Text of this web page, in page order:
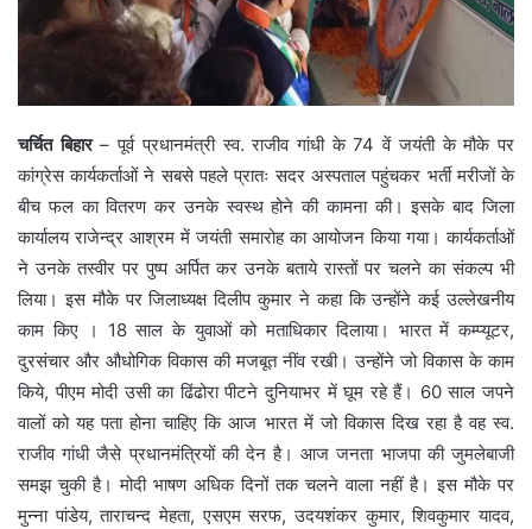
चर्चित बिहार– पूर्व प्रधानमंत्री स्व. राजीव गांधी के 74 वें जयंती के मौके पर
कांग्रेस कार्यकर्ताओं ने सबसे पहले प्रातः सदर अस्पताल पहुंचकर भर्ती मरीजों के
बीच फल का वितरण कर उनके स्वस्थ होने की कामना की। इसके बाद जिला
कार्यालय राजेन्द्र आश्रम में जयंती समारोह का आयोजन किया गया। कार्यकर्ताओं
ने उनके तस्वीर पर पुष्प अर्पित कर उनके बताये रास्तों पर चलने का संकल्प भी
लिया। इस मौके पर जिलाध्यक्ष दिलीप कुमार ने कहा कि उन्होंने कई उल्लेखनीय
काम किए । 18 साल के युवाओं को मताधिकार दिलाया। भारत में कम्प्यूटर,
दुरसंचार और औधोगिक विकास की मजबूत नींव रखी। उन्होंने जो विकास के काम
किये, पीएम मोदी उसी का ढिंढोरा पीटने दुनियाभर में घूम रहे हैं। 60 साल जपने
वालों को यह पता होना चाहिए कि आज भारत में जो विकास दिख रहा है वह स्व.
राजीव गांधी जैसे प्रधानमंत्रियों की देन है। आज जनता भाजपा की जुमलेबाजी
समझ चुकी है। मोदी भाषण अधिक दिनों तक चलने वाला नहीं है। इस मौके पर
मुन्ना पांडेय, ताराचन्द मेहता, एसएम सरफ, उदयशंकर कुमार, शिवकुमार यादव,